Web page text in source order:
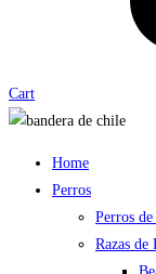
Cart
Home
Perros
Perros
Razas de